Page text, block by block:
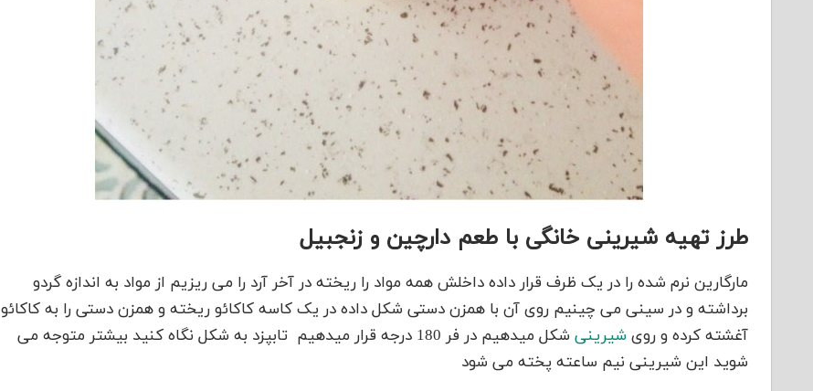
طرز تهیه شیرینی خانگی با طعم دارچین و زنجبیل
مارگارین نرم شده را در یک ظرف قرار داده داخلش همه مواد را ریخته در آخر آرد را می ریزیم از مواد به اندازه گردو
برداشته و در سینی می چینیم روی آن با همزن دستی شکل داده در یک کاسه کاکائو ریخته و همزن دستی را به کاکائو
آغشته کرده و روی شیرینی
شکل میدهیم در فر 180 درجه قرار میدهیم تابپزد به شکل نگاه کنید بیشتر متوجه می
شوید این شیرینی نیم ساعته پخته می شود